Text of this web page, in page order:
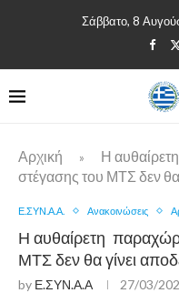
Σάββατο, 8
Αρχική »
Η
στέγασης του ΜΤΣ δεν θα
Ε.ΣΥΝ.Α.Α. Ανακοινώσεις
Η αυθαίρετη
ΜΤΣ δεν θα γίνει
by Ε.ΣΥΝ.Α.Α 27/03/